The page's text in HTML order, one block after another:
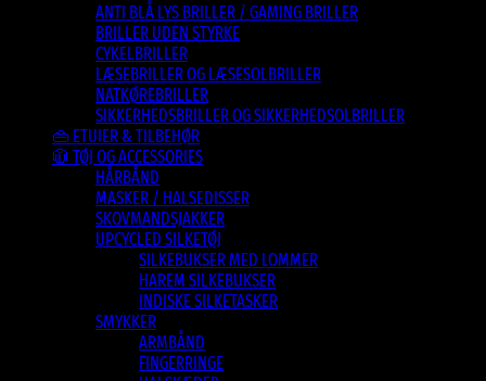
ANTI BLÅ LYS BRILLER / GAMING BRILLER
BRILLER UDEN STYRKE
CYKELBRILLER
LÆSEBRILLER OG LÆSESOLBRILLER
NATKØREBRILLER
SIKKERHEDSBRILLER OG SIKKERHEDSOLBRILLER
👜 ETUIER & TILBEHØR
🧥 TØJ OG ACCESSORIES
HÅRBÅND
MASKER / HALSEDISSER
SKOVMANDSJAKKER
UPCYCLED SILKETØJ
SILKEBUKSER MED LOMMER
HAREM SILKEBUKSER
INDISKE SILKETASKER
SMYKKER
ARMBÅND
FINGERRINGE